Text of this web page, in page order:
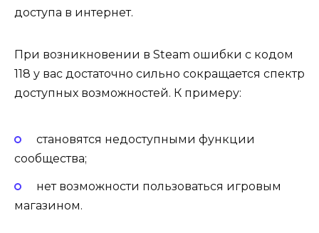
доступа в интернет.
При возникновении в Steam ошибки с кодом
118 у вас достаточно сильно сокращается спектр
доступных возможностей. К примеру:
становятся недоступными функции
сообщества;
нет возможности пользоваться игровым
магазином.